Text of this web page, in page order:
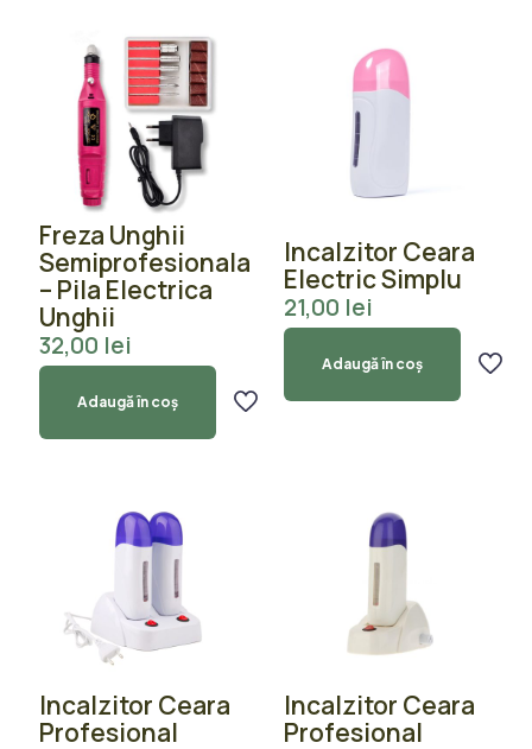
Freza Unghii
Semiprofesionala
– Pila Electrica
Unghii
32,00 lei
Adaugă în coș
Incalzitor Ceara
Electric Simplu
21,00 lei
Adaugă în coș
Incalzitor Ceara
Profesional
Incalzitor Ceara
Profesional